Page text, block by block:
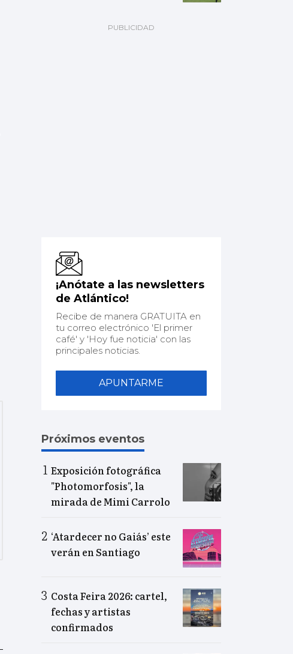
¡Anótate a las newsletters
de Atlántico!
Recibe de manera GRATUITA en
tu correo electrónico 'El primer
café' y 'Hoy fue noticia' con las
principales noticias.
APUNTARME
Próximos eventos
Exposición fotográfica
"Photomorfosis", la
mirada de Mimi Carrolo
‘Atardecer no Gaiás’ este
verán en Santiago
Costa Feira 2026: cartel,
fechas y artistas
confirmados